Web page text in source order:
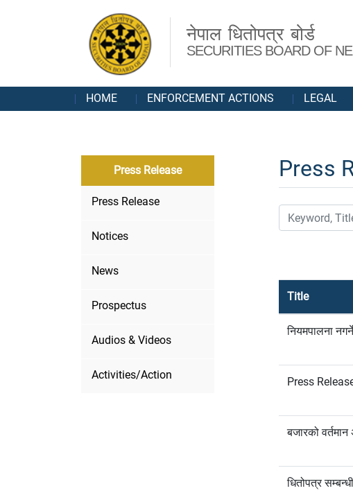
नेपाल धितोपत्र बोर्ड
SECURITIES BOARD OF
HOME ENFORCEMENT ACTIONS LEGAL
Press Release
Press Release
Notices
News
Prospectus
Audios & Videos
Activities/Action
Press
Title
नियमपालना
Press
बजारको
धितोपत्र